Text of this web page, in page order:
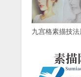
九宫格素描技法